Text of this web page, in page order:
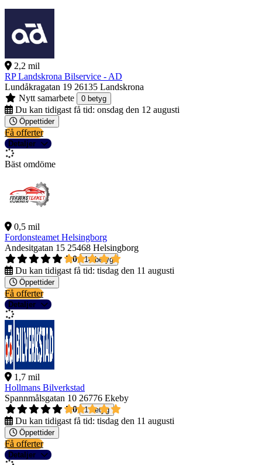
2,2 mil
RP Landskrona Bilservice - AD
Lundåkragatan 19 26135 Landskrona
Nytt samarbete
0 betyg
Du kan tidigast få tid: onsdag den 12 augusti
Öppettider
Få offerter
Detaljer
Bäst omdöme
0,5 mil
Fordonsteamet Helsingborg
Andesitgatan 15 25468 Helsingborg
5,0
14 betyg
Du kan tidigast få tid: tisdag den 11 augusti
Öppettider
Få offerter
Detaljer
1,7 mil
Hollmans Bilverkstad
Spannmålsgatan 10 26776 Ekeby
5,0
1 betyg
Du kan tidigast få tid: tisdag den 11 augusti
Öppettider
Få offerter
Detaljer